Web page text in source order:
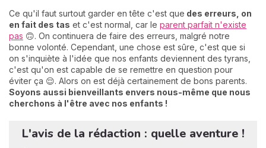
Ce qu'il faut surtout garder en tête c'est que des erreurs, on
en fait des tas et c'est normal, car le parent parfait n'existe
pas 🙃. On continuera de faire des erreurs, malgré notre
bonne volonté. Cependant, une chose est sûre, c'est que si
on s'inquiète à l'idée que nos enfants deviennent des tyrans,
c'est qu'on est capable de se remettre en question pour
éviter ça 😌. Alors on est déjà certainement de bons parents.
Soyons aussi bienveillants envers nous-même que nous
cherchons à l'être avec nos enfants !
L'avis de la rédaction : quelle aventure !